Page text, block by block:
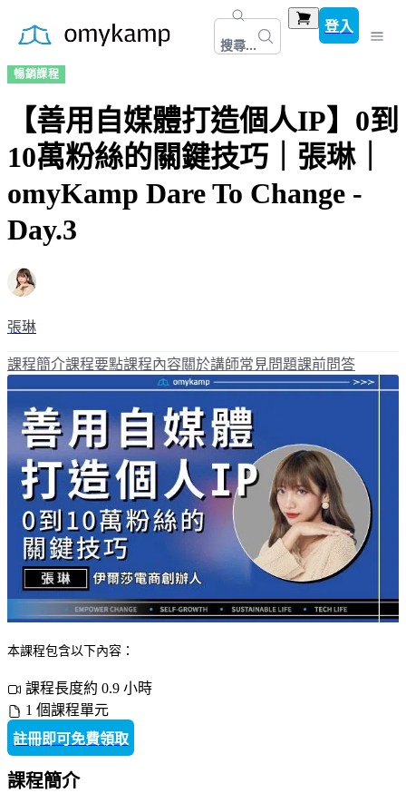
搜尋...
登入
暢銷課程
【善用自媒體打造個人IP】0到
10萬粉絲的關鍵技巧｜張琳｜
omyKamp Dare To Change -
Day.3
張琳
課程簡介課程要點課程內容關於講師常見問題課前問答
本課程包含以下內容：
課程長度約 0.9 小時
1 個課程單元
註冊即可免費領取
課程簡介